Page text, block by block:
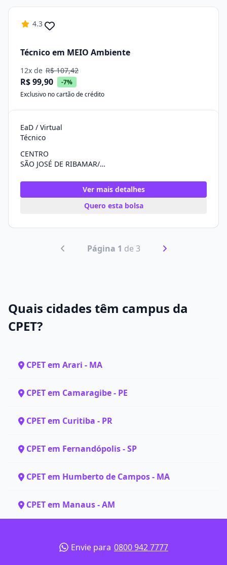
4.3
Técnico em MEIO Ambiente
12x de R$ 107,42
R$ 99,90
-7%
Exclusivo no cartão de crédito
EaD / Virtual
Técnico
CENTRO
SÃO JOSÉ DE RIBAMAR/MA
Ver mais detalhes
Quero esta bolsa
Página 1 de 3
Quais cidades têm campus da
CPET?
CPET em Arari - MA
CPET em Camaragibe - PE
CPET em Curitiba - PR
CPET em Fernandópolis - SP
CPET em Humberto de Campos - MA
CPET em Manaus - AM
Envie para 0800 942 7777